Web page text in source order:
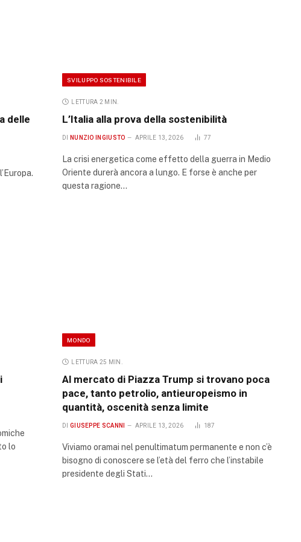
delle
SVILUPPO SOSTENIBILE
LETTURA 2 MIN.
L’Italia alla prova della sostenibilità
DI NUNZIO INGIUSTO APRILE 13, 2026 77
La crisi energetica come effetto della guerra in Medio
Oriente durerà ancora a lungo. E forse è anche per
questa ragione…
lo
MONDO
LETTURA 25 MIN.
Al mercato di Piazza Trump si trovano poca
pace, tanto petrolio, antieuropeismo in
quantità, oscenità senza limite
DI GIUSEPPE SCANNI APRILE 13, 2026 187
Viviamo oramai nel penultimatum permanente e non c’è
bisogno di conoscere se l’età del ferro che l’instabile
presidente degli Stati…